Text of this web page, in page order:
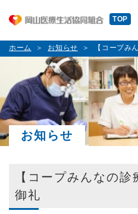
TOP
ホーム お知らせ 【コープみ
お知らせ
【コープみんなの
御礼